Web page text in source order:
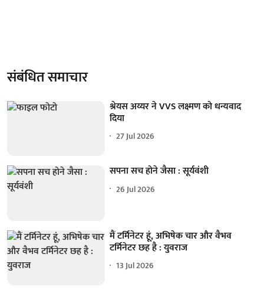
संबंधित समाचार
श्रेयस अय्यर ने VVS लक्ष्मण को धन्यवाद
दिया
27 Jul 2026
सपना सच होने जैसा : सूर्यवंशी
26 Jul 2026
मैं टर्मिनेटर हूं, अभिषेक चार और वैभव
टर्मिनेटर छह है : युवराज
13 Jul 2026